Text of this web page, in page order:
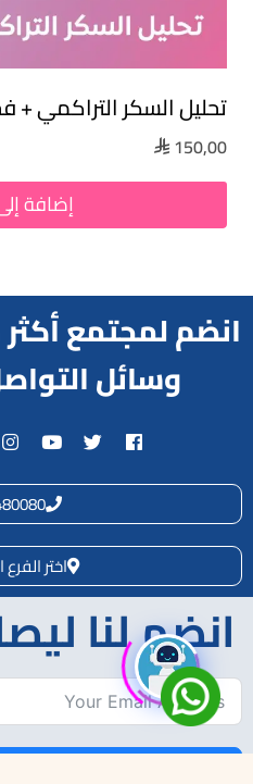
تحليل السكر التراكمي
 150,00
إضافة
انضم لمجتمع
وسائل
اختر
انضم لنا